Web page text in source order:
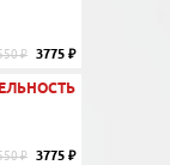
₽ 3775 ₽
₽ 3775 ₽